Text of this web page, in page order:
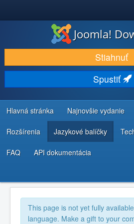
STIAHNUŤ & ROZŠÍRIŤ
OBJAVUJTE & UČTE SA
KOMUNITA & PODPORA
ZDROJE INFORMÁCIÍ PRE VÝVOJÁROV
Joomla!
Stiahnuť
Spustiť
Hlavná stránka Najnovšie vydanie
Rozšírenia Jazykové balíčky
FAQ API dokumentácia
This page is not yet fully
language. Make a gift to your